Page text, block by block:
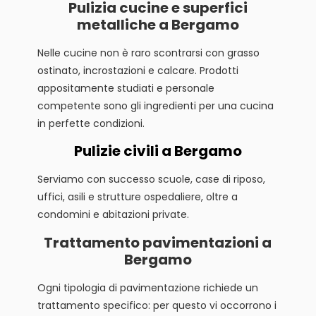
Pulizia cucine e superfici
metalliche a Bergamo
Nelle cucine non è raro scontrarsi con grasso
ostinato, incrostazioni e calcare. Prodotti
appositamente studiati e personale
competente sono gli ingredienti per una cucina
in perfette condizioni.
Pulizie civili a Bergamo
Serviamo con successo scuole, case di riposo,
uffici, asili e strutture ospedaliere, oltre a
condomini e abitazioni private.
Trattamento pavimentazioni a
Bergamo
Ogni tipologia di pavimentazione richiede un
trattamento specifico: per questo vi occorrono i